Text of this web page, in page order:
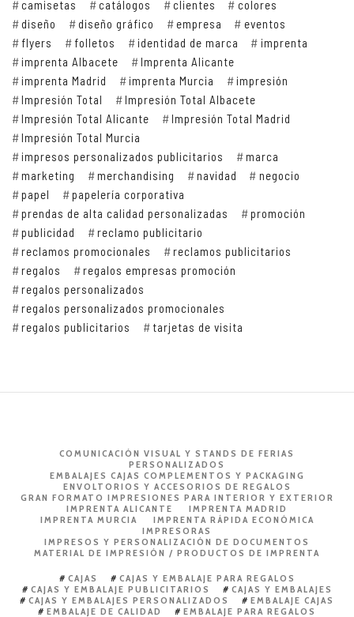
camisetas catálogos clientes
colores
diseño
diseño gráfico empresa
eventos
flyers
folletos identidad de marca
imprenta
imprenta Albacete
Imprenta Alicante
imprenta Madrid
imprenta Murcia
impresión
Impresión Total
Impresión Total Albacete
Impresión Total Alicante
Impresión Total Madrid
Impresión Total Murcia
impresos personalizados publicitarios
marca
marketing
merchandising navidad
negocio
papel
papelería corporativa
prendas de alta calidad personalizadas
promoción
publicidad
reclamo publicitario
reclamos promocionales
reclamos publicitarios
regalos
regalos empresas promoción
regalos personalizados
regalos personalizados promocionales
regalos publicitarios
tarjetas de visita
COMUNICACIÓN VISUAL Y STANDS DE FERIAS
PERSONALIZADOS
EMBALAJES CAJAS COMPLEMENTOS Y PACKAGING
ENVOLTORIOS Y ACCESORIOS DE REGALOS
GRAN FORMATO IMPRESIONES PARA INTERIOR Y EXTERIOR
IMPRENTA ALICANTE
IMPRENTA MADRID
IMPRENTA MURCIA
IMPRENTA RÁPIDA ECONÓMICA
IMPRESORAS
IMPRESOS Y PERSONALIZACIÓN DE DOCUMENTOS
MATERIAL DE IMPRESIÓN / PRODUCTOS DE IMPRENTA
CAJAS
CAJAS Y EMBALAJE PARA REGALOS
CAJAS Y EMBALAJE PUBLICITARIOS
CAJAS Y EMBALAJES
CAJAS Y EMBALAJES PERSONALIZADOS
EMBALAJE CAJAS
EMBALAJE DE CALIDAD
EMBALAJE PARA REGALOS